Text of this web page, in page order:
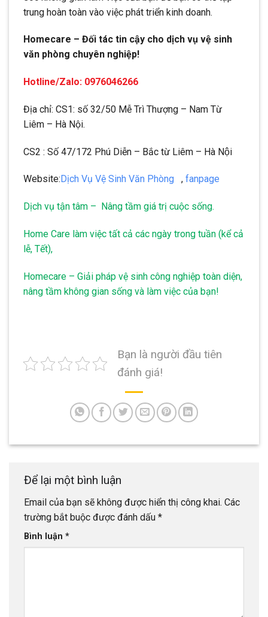
trung hoàn toàn vào việc phát triển kinh doanh.
Homecare – Đối tác tin cậy cho dịch vụ vệ sinh
văn phòng chuyên nghiệp!
Hotline/Zalo: 0976046266
Địa chỉ: CS1: số 32/50 Mễ Trì Thượng – Nam Từ
Liêm – Hà Nội.
CS2 : Số 47/172 Phú Diễn – Bắc từ Liêm – Hà Nội
Website: Dịch Vụ Vệ Sinh Văn Phòng , fanpage
Dịch vụ tận tâm – Nâng tầm giá trị cuộc sống.
Home Care làm việc tất cả các ngày trong tuần (kể cả
lễ, Tết),
Homecare – Giải pháp vệ sinh công nghiệp toàn diện,
nâng tầm không gian sống và làm việc của bạn!
Bạn là người đầu tiên
đánh giá!
Để lại một bình luận
Email của bạn sẽ không được hiển thị công khai. Các
trường bắt buộc được đánh dấu *
Bình luận *